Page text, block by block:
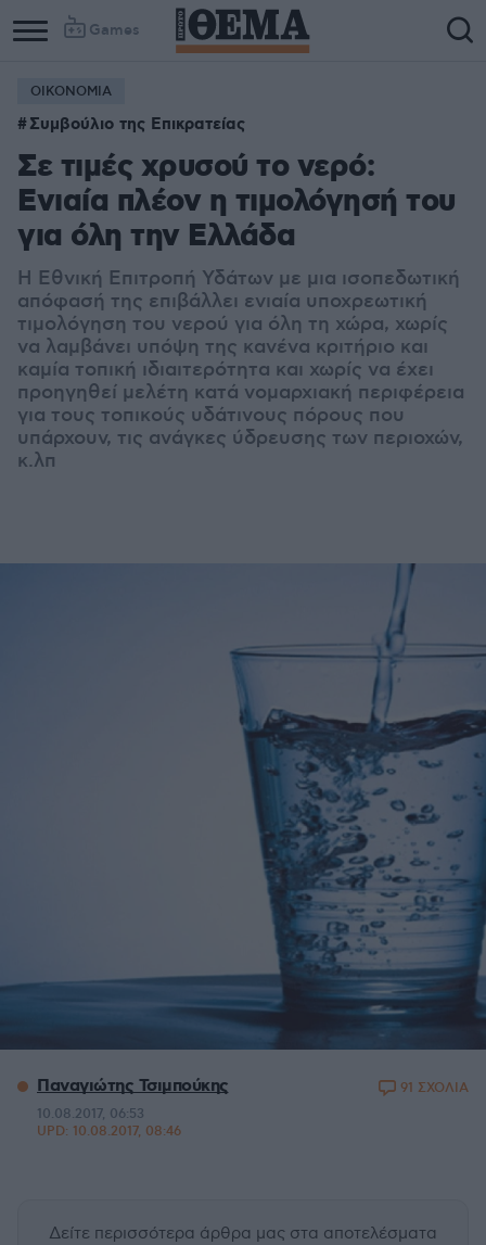
Games
ΟΙΚΟΝΟΜΙΑ
Συμβούλιο της Επικρατείας
Σε τιμές χρυσού το νερό:
Ενιαία πλέον η τιμολόγησή του
για όλη την Ελλάδα
Η Εθνική Επιτροπή Υδάτων με μια ισοπεδωτική
απόφασή της επιβάλλει ενιαία υποχρεωτική
τιμολόγηση του νερού για όλη τη χώρα, χωρίς
να λαμβάνει υπόψη της κανένα κριτήριο και
καμία τοπική ιδιαιτερότητα και χωρίς να έχει
προηγηθεί μελέτη κατά νομαρχιακή περιφέρεια
για τους τοπικούς υδάτινους πόρους που
υπάρχουν, τις ανάγκες ύδρευσης των περιοχών,
κ.λπ
Παναγιώτης Τσιμπούκης
10.08.2017, 06:53
UPD: 10.08.2017, 08:46
91 ΣΧΟΛΙΑ
Δείτε περισσότερα άρθρα μας στα αποτελέσματα